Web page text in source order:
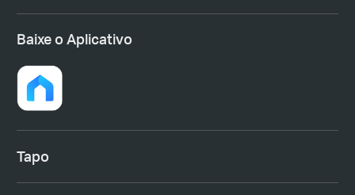
Baixe o Aplicativo
Tapo